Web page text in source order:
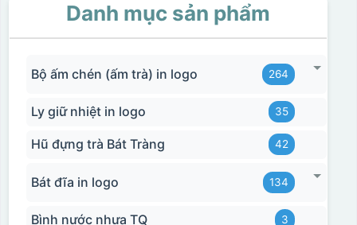
Danh mục sản phẩm
Bộ ấm chén (ấm trà) in logo 264
Ly giữ nhiệt in logo 35
Hũ đựng trà Bát Tràng 42
Bát đĩa in logo 134
Bình nước nhựa TQ 3